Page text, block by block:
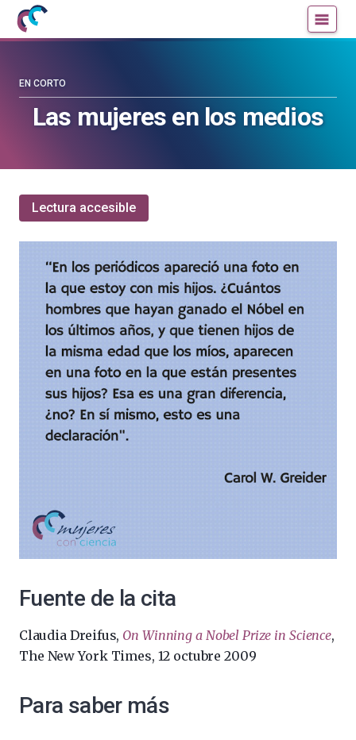
Mujeres
con
UPV/EHU
blog
UPV/EHU
Las mujeres en los medios
EN CORTO
Lectura accesible
Fuente de la cita
Claudia Dreifus, On Winning a Nobel Prize in Science,
The New York Times, 12 octubre 2009
Para saber más